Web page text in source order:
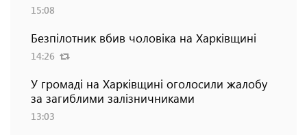
15:08
Безпілотник вбив чоловіка на Харківщині
14:26
У громаді на Харківщині оголосили жалобу
за загиблими залізничниками
13:03